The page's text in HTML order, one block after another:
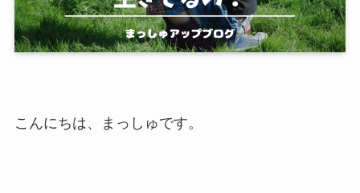
こんにちは、まっしゅです。